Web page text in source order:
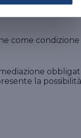
procedibilità
come
la